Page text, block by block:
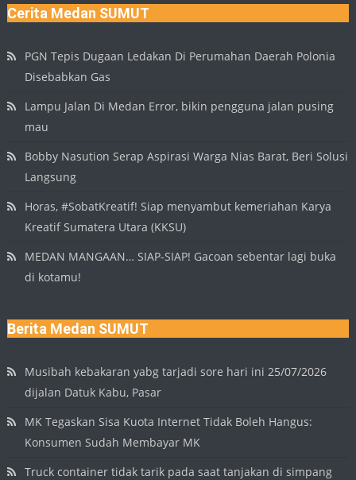
Cerita Medan SUMUT
PGN Tepis Dugaan Ledakan Di Perumahan Daerah Polonia
Disebabkan Gas
Lampu Jalan Di Medan Error, bikin pengguna jalan pusing
mau
Bobby Nasution Serap Aspirasi Warga Nias Barat, Beri Solusi
Langsung
Horas, #SobatKreatif! Siap menyambut kemeriahan Karya
Kreatif Sumatera Utara (KKSU)
MEDAN MANGAAN… SIAP-SIAP! Gacoan sebentar lagi buka
di kotamu!
Berita Medan SUMUT
Musibah kebakaran yabg tarjadi sore hari ini 25/07/2026
dijalan Datuk Kabu, Pasar
MK Tegaskan Sisa Kuota Internet Tidak Boleh Hangus:
Konsumen Sudah Membayar MK
Truck container tidak tarik pada saat tanjakan di simpang